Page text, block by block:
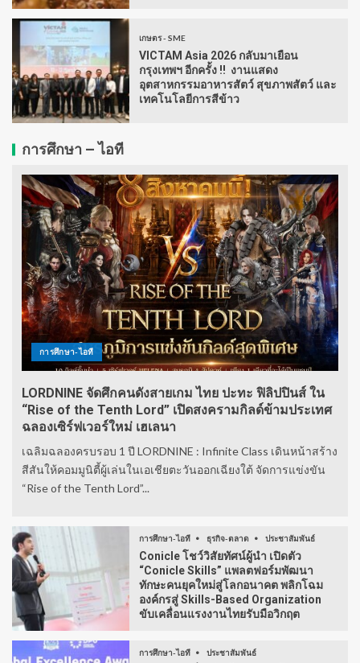
เกษตร - SME
VICTAM Asia 2026 กลับมาเยือน
กรุงเทพฯ อีกครั้ง !! งานแสดง
อุตสาหกรรมอาหารสัตว์ สุขภาพสัตว์ และ
เทคโนโลยีการสีข้าว
การศึกษา – ไอที
การศึกษา-ไอที
LORDNINE จัดศึกคนดังสายเกม ไทย ปะทะ ฟิลิปปินส์ ใน
“Rise of the Tenth Lord” เปิดสงครามกิลด์ข้ามประเทศ
ฉลองเซิร์ฟเวอร์ใหม่ เฮเลนา
เฉลิมฉลองครบรอบ 1 ปี LORDNINE : Infinite Class เดินหน้าสร้าง
สีสันให้คอมมูนิตี้ผู้เล่นในเอเชียตะวันออกเฉียงใต้ จัดการแข่งขัน
“Rise of the Tenth Lord”...
การศึกษา-ไอที ธุรกิจ-ตลาด ประชาสัมพันธ์
Conicle โชว์วิสัยทัศน์ผู้นำ เปิดตัว
“Conicle Skills” แพลตฟอร์มพัฒนา
ทักษะคนยุคใหม่สู่โลกอนาคต พลิกโฉม
องค์กรสู่ Skills-Based Organization
ขับเคลื่อนแรงงานไทยรับมือวิกฤต
การศึกษา-ไอที ประชาสัมพันธ์